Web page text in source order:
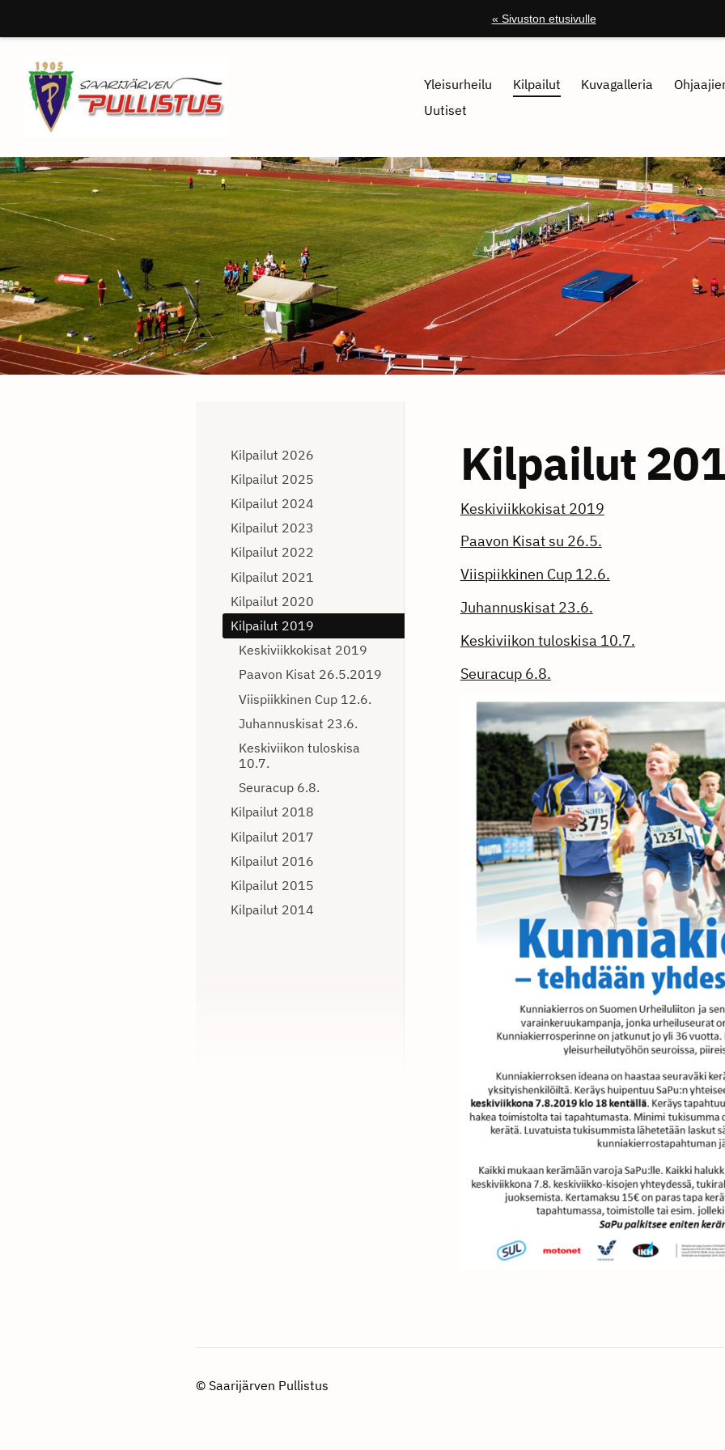
sivun
sisältöön
« Sivuston etusivulle
Saarijärven Pullistus
Yleisurheilu Kilpailut Kuvagalleria
Uutiset
Kilpailut 2026
Kilpailut 2025
Kilpailut 2024
Kilpailut 2023
Kilpailut 2022
Kilpailut 2021
Kilpailut 2020
Kilpailut 2019
Keskiviikkokisat 2019
Paavon Kisat 26.5.2019
Viispiikkinen Cup 12.6.
Juhannuskisat 23.6.
Keskiviikon tuloskisa
10.7.
Seuracup 6.8.
Kilpailut 2018
Kilpailut 2017
Kilpailut 2016
Kilpailut 2015
Kilpailut 2014
Kilpailut
Keskiviikkokisat 2019
Paavon Kisat su 26.5.
Viispiikkinen Cup 12.6.
Juhannuskisat 23.6.
Keskiviikon tuloskisa 10.7.
Seuracup 6.8.
© Saarijärven Pullistus